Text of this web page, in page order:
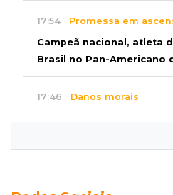
17:54 Promessa em
Campeã nacional, atleta
Brasil no Pan-Americano
17:46 Danos morais